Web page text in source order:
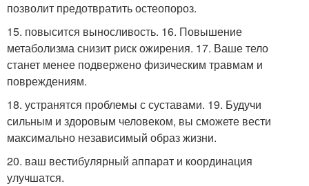
позволит предотвратить остеопороз.
15. повысится выносливость. 16. Повышение
метаболизма снизит риск ожирения. 17. Ваше тело
станет менее подвержено физическим травмам и
повреждениям.
18. устранятся проблемы с суставами. 19. Будучи
сильным и здоровым человеком, вы сможете вести
максимально независимый образ жизни.
20. ваш вестибулярный аппарат и координация
улучшатся.